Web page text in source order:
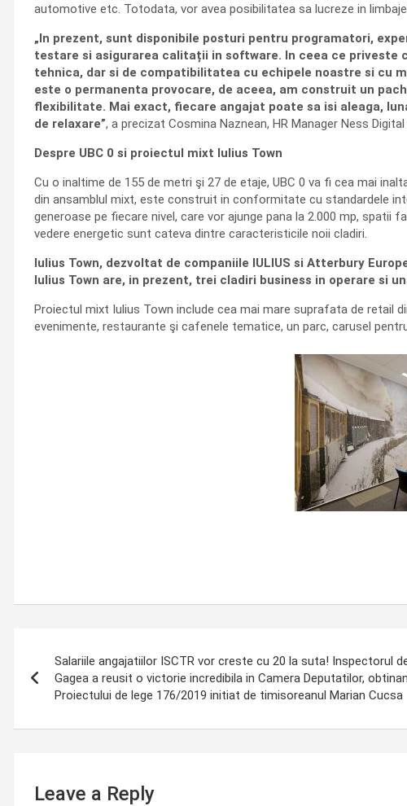
automotive etc. Totodata, vor avea posibilitatea sa lucreze in
„In prezent, sunt disponibile posturi pentru programatori,
testare si asigurarea calitații in software. In ceea ce
tehnica, dar si de compatibilitatea cu echipele noastre si cu
este o permanenta provocare, de aceea, am construit un
flexibilitate. Mai exact, fiecare angajat poate sa isi aleaga,
de relaxare”, a precizat Cosmina Naznean, HR Manager Ness Digital
Despre UBC 0 si proiectul mixt Iulius Town
Cu o inaltime de 155 de metri şi 27 de etaje, UBC 0 va fi cea mai
din ansamblul mixt, este construit in conformitate cu standardele
generoase pe fiecare nivel, care vor ajunge pana la 2.000 mp,
vedere energetic sunt cateva dintre caracteristicile noii cladiri.
Iulius Town, dezvoltat de companiile IULIUS si Atterbury
Iulius Town are, in prezent, trei cladiri business in operare si
Proiectul mixt Iulius Town include cea mai mare suprafata de retail
evenimente, restaurante şi cafenele tematice, un parc, carusel
navigation
Salariile angajatiilor ISCTR vor creste cu 20 la suta! Inspectorul
Gagea a reusit o victorie incredibila in Camera Deputatilor,
Proiectului de lege 176/2019 initiat de timisoreanul Marian Cucsa
Leave a Reply